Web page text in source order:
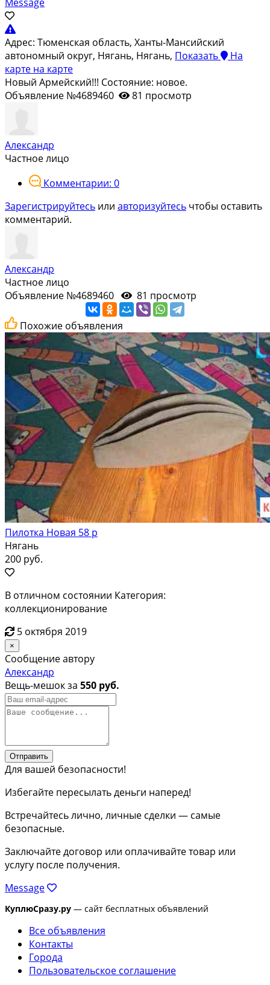
Адрес: Тюменская область, Ханты-Мансийский
автономный округ, Нягань, Нягань, Показать
На
карте на карте
Новый Армейский!!! Состояние: новое.
Объявление №4689460
81 просмотр
Александр
Частное лицо
Комментарии: 0
Зарегистрируйтесь или авторизуйтесь чтобы оставить
комментарий.
Александр
Частное лицо
Объявление №4689460
81 просмотр
Похожие объявления
Пилотка Новая 58 р
Нягань
200 руб.
В отличном состоянии Категория:
коллекционирование
5 октября 2019
×
Сообщение автору
Александр
Вещь-мешок за 550 руб.
Отправить
Для вашей безопасности!
Избегайте пересылать деньги наперед!
Встречайтесь лично, личные сделки — самые
безопасные.
Заключайте договор или оплачивайте товар или
услугу после получения.
Message
КуплюСразу.ру — сайт бесплатных объявлений
Все объявления
Контакты
Города
Пользовательское соглашение